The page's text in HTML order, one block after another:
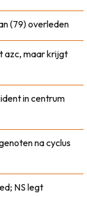
(79) overleden
azc, maar krijgt
in centrum
na cyclus
NS legt